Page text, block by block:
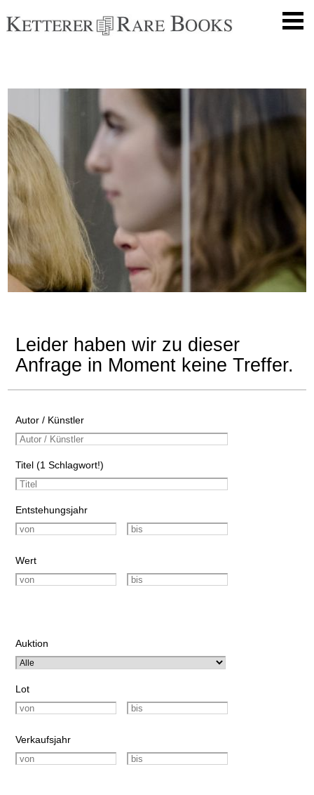
Leider haben wir zu dieser
Anfrage in Moment keine Treffer.
Autor / Künstler
Titel (1 Schlagwort!)
Entstehungsjahr
Wert
Auktion
Lot
Verkaufsjahr